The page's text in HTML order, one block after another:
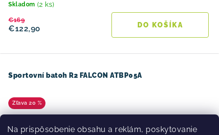
Na prispôsobenie obsahu a reklám, poskytovanie
Skladom (2 ks)
€122,90
€169
DO KOŠÍKA
Sportovní batoh R2 FALCON ATBP05A
20 %